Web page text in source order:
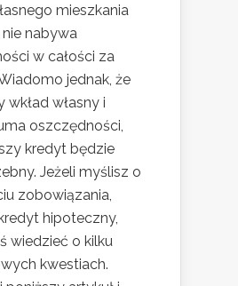
mieszkania
nabywa
w całości za
jednak, że
wkład własny i
oszczędności,
kredyt będzie
Jeżeli myślisz o
zobowiązania,
hipoteczny,
wiedzieć o kilku
kwestiach.